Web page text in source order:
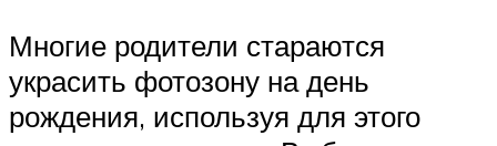
Многие родители стараются
украсить фотозону на день
рождения, используя для этого